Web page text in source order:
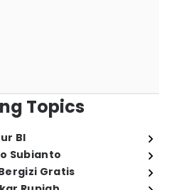
Topics
BI
Subianto
Gratis